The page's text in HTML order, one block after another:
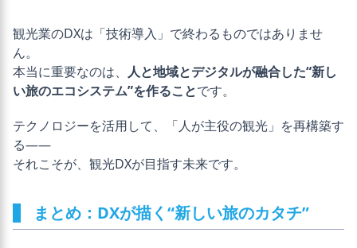
観光業のDXは「技術導入」で終わるものではありませ
ん。
本当に重要なのは、 人と地域とデジタルが融合した“新し
い旅のエコシステム”を作ることです。
テクノロジーを活用して、「人が主役の観光」を再構築す
る――
それこそが、観光DXが目指す未来です。
まとめ：DXが描く“新しい旅のカタチ”